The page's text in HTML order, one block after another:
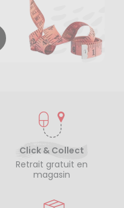
Click & Collect
Retrait gratuit en
magasin